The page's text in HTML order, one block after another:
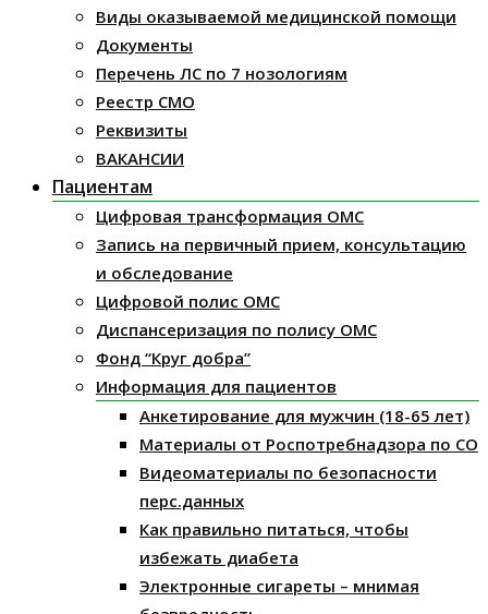
Виды оказываемой медицинской помощи
Документы
Перечень ЛС по 7 нозологиям
Реестр СМО
Реквизиты
ВАКАНСИИ
Пациентам
Цифровая трансформация ОМС
Запись на первичный прием, консультацию
и обследование
Цифровой полис ОМС
Диспансеризация по полису ОМС
Фонд “Круг добра”
Информация для пациентов
Анкетирование для мужчин (18-65 лет)
Материалы от Роспотребнадзора по СО
Видеоматериалы по безопасности
перс.данных
Как правильно питаться, чтобы
избежать диабета
Электронные сигареты – мнимая